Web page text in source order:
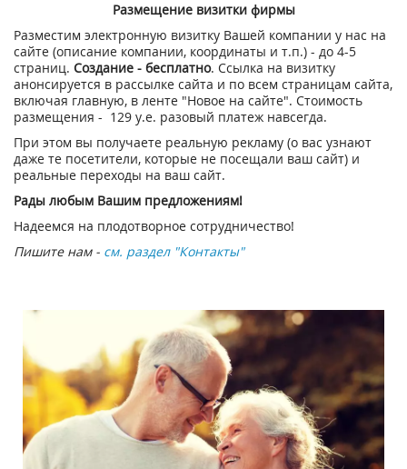
Размещение визитки фирмы
Разместим электронную визитку Вашей компании у нас на
сайте (описание компании, координаты и т.п.) - до 4-5
страниц. Создание - бесплатно. Ссылка на визитку
анонсируется в рассылке сайта и по всем страницам сайта,
включая главную, в ленте "Новое на сайте". Стоимость
размещения - 129 у.е. разовый платеж навсегда.
При этом вы получаете реальную рекламу (о вас узнают
даже те посетители, которые не посещали ваш сайт) и
реальные переходы на ваш сайт.
Рады любым Вашим предложениям!
Надеемся на плодотворное сотрудничество!
Пишите нам - см. раздел "Контакты"